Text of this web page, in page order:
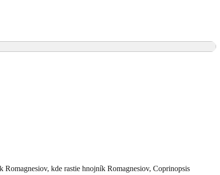
kde rastie hnojník Romagnesiov, Coprinopsis